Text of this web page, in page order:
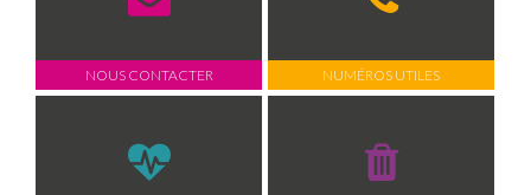
NOUS CONTACTER NUMÉROS UTILES